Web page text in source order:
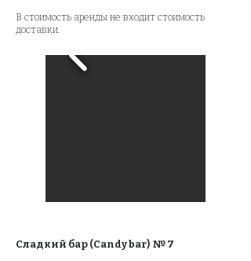
В стоимость аренды не входит стоимость
доставки.
Сладкий бар (Candy bar) № 7